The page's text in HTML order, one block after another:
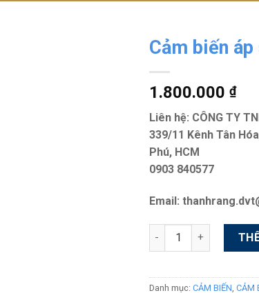
Cảm biến
1.800.000 ₫
Liên hệ: CÔNG TY
339/11 Kênh Tân
Phú, HCM
0903 840577
Email:
Số lượng
Danh mục: CẢM BIẾN CẢM